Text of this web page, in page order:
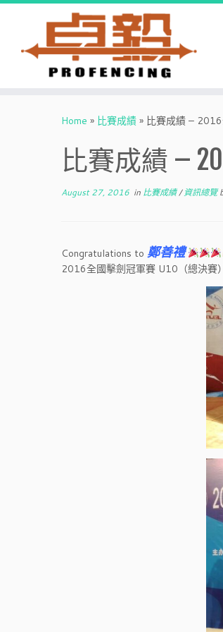
Home » 比賽成績 » 比賽成績 – 2016
比賽成績 –
August 27, 2016 in 比賽成績/資訊總覽
Congratulations to 鄭善禮
2016全國擊劍冠軍賽 U10（總決賽